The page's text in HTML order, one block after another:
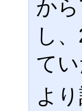
か
し
てい
よ